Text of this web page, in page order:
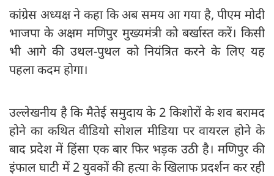
कांग्रेस अध्यक्ष ने कहा कि अब समय आ गया है, पीएम मोदी
भाजपा के अक्षम मणिपुर मुख्यमंत्री को बर्खास्त करें। किसी
भी आगे की उथल-पुथल को नियंत्रित करने के लिए यह
पहला कदम होगा।
उल्लेखनीय है कि मैतेई समुदाय के 2 किशोरों के शव बरामद
होने का कथित वीडियो सोशल मीडिया पर वायरल होने के
बाद प्रदेश में हिंसा एक बार फिर भड़क उठी है। मणिपुर की
इंफाल घाटी में 2 युवकों की हत्या के खिलाफ प्रदर्शन कर रही